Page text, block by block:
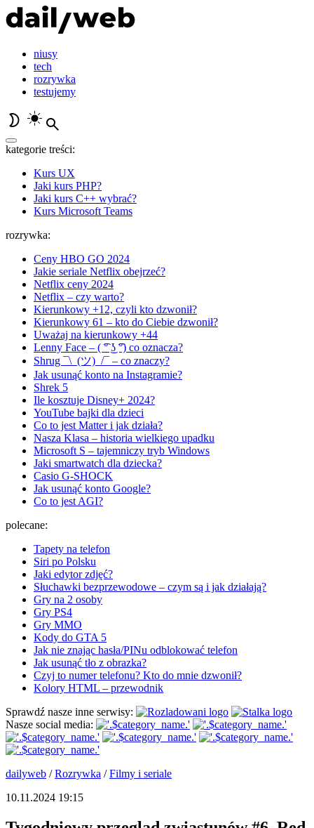
niusy
tech
rozrywka
testujemy
kategorie treści:
Kurs UX
Jaki kurs PHP?
Jaki kurs C++ wybrać?
Kurs Microsoft Teams
rozrywka:
Ceny HBO GO 2024
Jakie seriale Netflix obejrzeć?
Netflix ceny 2024
Netflix – czy warto?
Kierunkowy +12, czyli kto dzwonił?
Kierunkowy 61 – kto do Ciebie dzwonił?
Uważaj na kierunkowy +44
Lenny Face – ( ͡° ͜ʖ ͡°) co oznacza?
Shrug ¯\_(ツ)_/¯ – co znaczy?
Jak usunąć konto na Instagramie?
Shrek 5
Ile kosztuje Disney+ 2024?
YouTube bajki dla dzieci
Co to jest Matter i jak działa?
Nasza Klasa – historia wielkiego upadku
Microsoft S – tajemniczy tryb Windows
Jaki smartwatch dla dziecka?
Casio G-SHOCK
Jak usunąć konto Google?
Co to jest AGI?
polecane:
Tapety na telefon
Siri po Polsku
Jaki edytor zdjęć?
Słuchawki bezprzewodowe – czym są i jak działają?
Gry na 2 osoby
Gry PS4
Gry MMO
Kody do GTA 5
Jak nie znając hasła/PINu odblokować telefon
Jak usunąć tło z obrazka?
Czyj to numer telefonu? Kto do mnie dzwonił?
Kolory HTML – przewodnik
Sprawdź nasze inne serwisy:
Nasze social media:
dailyweb /Rozrywka /Filmy i seriale
10.11.2024 19:15